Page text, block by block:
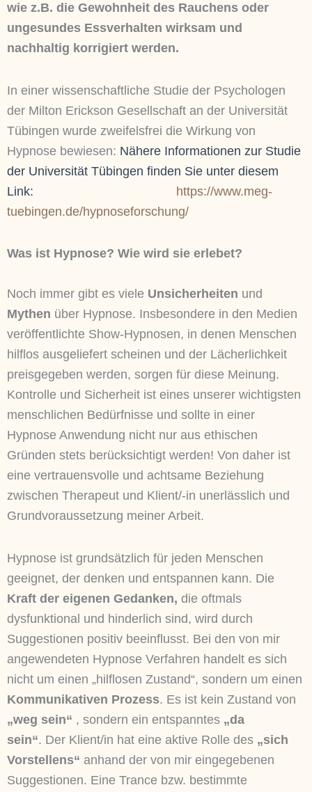
wie z.B. die Gewohnheit des Rauchens oder
ungesundes Essverhalten wirksam und
nachhaltig korrigiert werden.
In einer wissenschaftliche Studie der Psychologen
der Milton Erickson Gesellschaft an der Universität
Tübingen wurde zweifelsfrei die Wirkung von
Hypnose bewiesen: Nähere Informationen zur Studie
der Universität Tübingen finden Sie unter diesem
Link: https://www.meg-
tuebingen.de/hypnoseforschung/
Was ist Hypnose? Wie wird sie erlebet?
Noch immer gibt es viele Unsicherheiten und
Mythen über Hypnose. Insbesondere in den Medien
veröffentlichte Show-Hypnosen, in denen Menschen
hilflos ausgeliefert scheinen und der Lächerlichkeit
preisgegeben werden, sorgen für diese Meinung.
Kontrolle und Sicherheit ist eines unserer wichtigsten
menschlichen Bedürfnisse und sollte in einer
Hypnose Anwendung nicht nur aus ethischen
Gründen stets berücksichtigt werden! Von daher ist
eine vertrauensvolle und achtsame Beziehung
zwischen Therapeut und Klient/-in unerlässlich und
Grundvoraussetzung meiner Arbeit.
Hypnose ist grundsätzlich für jeden Menschen
geeignet, der denken und entspannen kann. Die
Kraft der eigenen Gedanken, die oftmals
dysfunktional und hinderlich sind, wird durch
Suggestionen positiv beeinflusst. Bei den von mir
angewendeten Hypnose Verfahren handelt es sich
nicht um einen „hilflosen Zustand“, sondern um einen
Kommunikativen Prozess. Es ist kein Zustand von
„weg sein“ , sondern ein entspanntes „da
sein“. Der Klient/in hat eine aktive Rolle des „sich
Vorstellens“ anhand der von mir eingegebenen
Suggestionen. Eine Trance bzw. bestimmte